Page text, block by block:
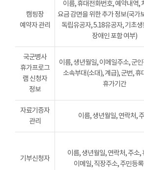
캠핑장
예약자 관리
이름, 휴대전화번호, 예약내역,
요금 감면을 위한 추가 정보(국가
독립유공자, 5.18유공자, 기초
장애인 포함 여부)
국군병사
휴가프로그
램 신청자
정보
이름, 생년월일, 이메일주소, 군
소속부대(소대), 계급), 군번, 휴
휴가기간
자료기증자
관리
이름, 생년월일, 연락처,
기부신청자
이름, 생년월일, 연락처, 주소,
이메일, 직장주소, 주민등